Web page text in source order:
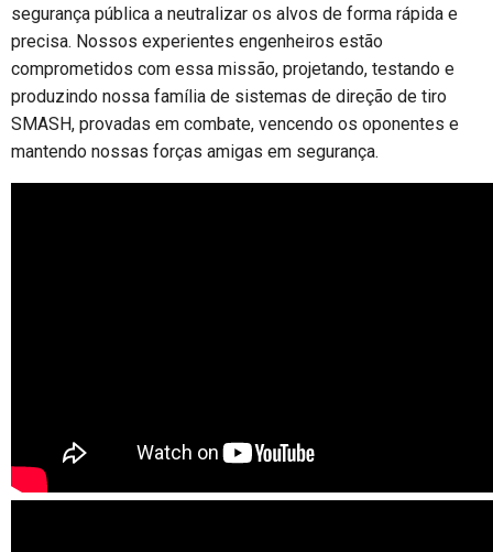
segurança pública a neutralizar os alvos de forma rápida e
precisa. Nossos experientes engenheiros estão
comprometidos com essa missão, projetando, testando e
produzindo nossa família de sistemas de direção de tiro
SMASH, provadas em combate, vencendo os oponentes e
mantendo nossas forças amigas em segurança.